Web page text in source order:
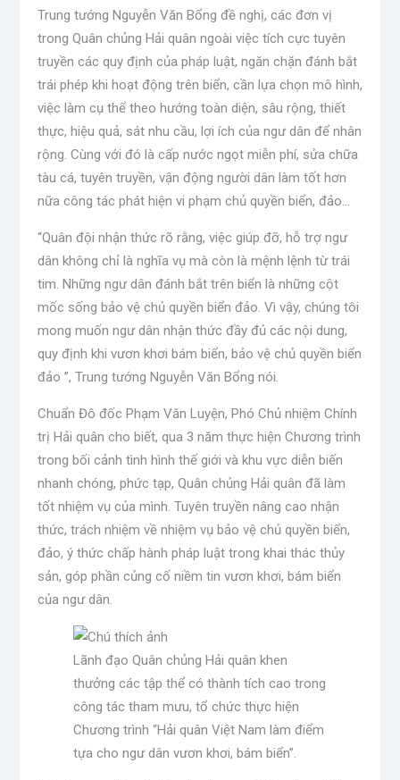
Trung tướng Nguyễn Văn Bổng đề nghị, các đơn vị
trong Quân chủng Hải quân ngoài việc tích cực tuyên
truyền các quy định của pháp luật, ngăn chặn đánh bắt
trái phép khi hoạt động trên biển, cần lựa chọn mô hình,
việc làm cụ thể theo hướng toàn diện, sâu rộng, thiết
thực, hiệu quả, sát nhu cầu, lợi ích của ngư dân để nhân
rộng. Cùng với đó là cấp nước ngọt miễn phí, sửa chữa
tàu cá, tuyên truyền, vận động người dân làm tốt hơn
nữa công tác phát hiện vi phạm chủ quyền biển, đảo…
“Quân đội nhận thức rõ rằng, việc giúp đỡ, hỗ trợ ngư
dân không chỉ là nghĩa vụ mà còn là mệnh lệnh từ trái
tim. Những ngư dân đánh bắt trên biển là những cột
mốc sống bảo vệ chủ quyền biển đảo. Vì vậy, chúng tôi
mong muốn ngư dân nhận thức đầy đủ các nội dung,
quy định khi vươn khơi bám biển, bảo vệ chủ quyền biển
đảo ”, Trung tướng Nguyễn Văn Bổng nói.
Chuẩn Đô đốc Phạm Văn Luyện, Phó Chủ nhiệm Chính
trị Hải quân cho biết, qua 3 năm thực hiện Chương trình
trong bối cảnh tình hình thế giới và khu vực diễn biến
nhanh chóng, phức tạp, Quân chủng Hải quân đã làm
tốt nhiệm vụ của mình. Tuyên truyền nâng cao nhận
thức, trách nhiệm về nhiệm vụ bảo vệ chủ quyền biển,
đảo, ý thức chấp hành pháp luật trong khai thác thủy
sản, góp phần củng cố niềm tin vươn khơi, bám biển
của ngư dân.
Lãnh đạo Quân chủng Hải quân khen
thưởng các tập thể có thành tích cao trong
công tác tham mưu, tổ chức thực hiện
Chương trình “Hải quân Việt Nam làm điểm
tựa cho ngư dân vươn khơi, bám biển”.